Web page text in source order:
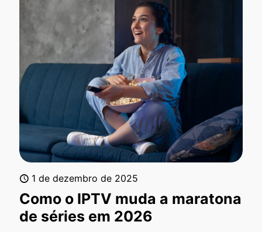
1 de dezembro de 2025
Como o IPTV muda a maratona
de séries em 2026